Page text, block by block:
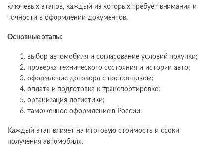
ключевых этапов, каждый из которых требует внимания и
точности в оформлении документов.
Основные этапы:
выбор автомобиля и согласование условий покупки;
проверка технического состояния и истории авто;
оформление договора с поставщиком;
оплата и подготовка к транспортировке;
организация логистики;
таможенное оформление в России.
Каждый этап влияет на итоговую стоимость и сроки
получения автомобиля.